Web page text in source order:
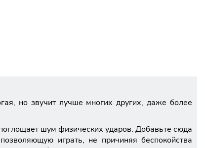
но звучит лучше многих других, даже более
шум физических ударов. Добавьте сюда
играть, не причиняя беспокойства